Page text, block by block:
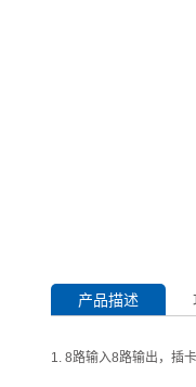
产品描述
1. 8路输入8路输出，插